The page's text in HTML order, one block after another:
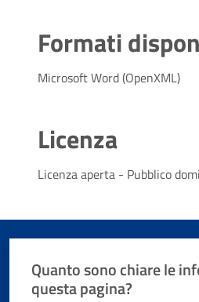
Formati
Microsoft Word (OpenXML)
Licenza
Licenza aperta - Pubblico
Quanto sono chiare le
questa pagina?